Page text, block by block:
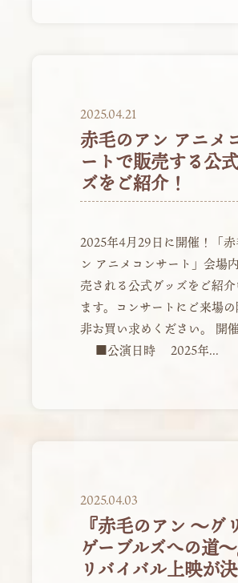
2025.04.21
赤毛のアン アニメ
ートで販売する公
ズをご紹介！
2025年4月29日に開催！「赤
ン アニメコンサート」会場
売される公式グッズをご紹
ます。コンサートにご来場
非お買い求めください。 開
■公演日時 2025年...
2025.04.03
『赤毛のアン ～グ
ゲーブルズへの道
リバイバル上映が